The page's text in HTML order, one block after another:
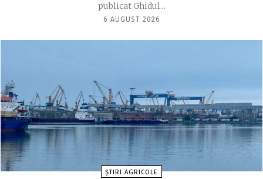
publicat Ghidul...
6 AUGUST 2026
ȘTIRI AGRICOLE